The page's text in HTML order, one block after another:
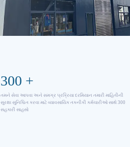
300 +
તમને સેવા આપવા અને સમગ્ર પ્રક્રિયા દરમિયાન તમારી માહિતીની
સુરક્ષા સુનિશ્ચિત કરવા માટે વ્યાવસાયિક તકનીકી કર્મચારીઓ સાથે 300
સહકારી સાહસો